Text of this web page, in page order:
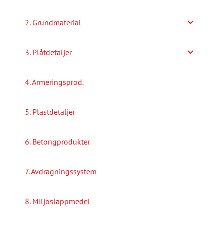
2. Grundmaterial
3. Plåtdetaljer
4. Armeringsprod.
5. Plastdetaljer
6. Betongprodukter
7. Avdragningssystem
8. Miljösläppmedel